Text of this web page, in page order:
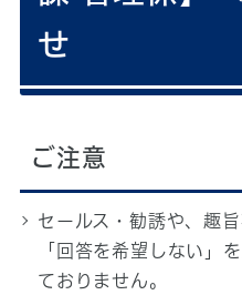
せ
ご注意
セールス・勧誘や、趣
「回答を希望しない」
ておりません。